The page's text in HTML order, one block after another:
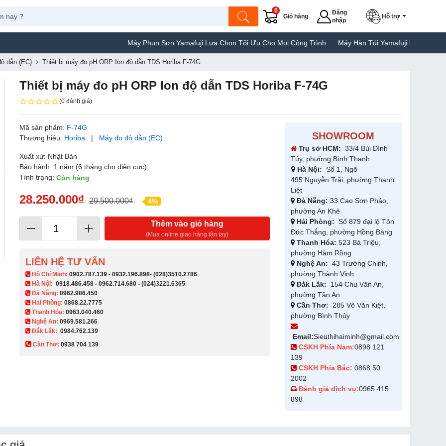
Giỏ hàng
0
Đăng
nhập
Hỗ trợ
Máy Phun Sơn Yamafuji Lựa Chọn Tối Ưu Cho Mọi Công Trình Máy Hàn Túi Yamafuji Lựa Chọn Tốt Của
dẫn (EC) Thiết bị máy đo pH ORP Ion độ dẫn TDS Horiba F-74G
Thiết bị máy đo pH ORP Ion độ dẫn TDS Horiba F-74G
(0 đánh giá)
Mã sản phẩm: F-74G
Thương hiệu: Horiba | Máy đo độ dẫn (EC)
Xuất xứ: Nhật Bản
Bảo hành: 1 năm (6 tháng cho điện cực)
Tình trạng:Còn hàng
28.250.000₫ 29.500.000₫ 4%
Thêm vào giỏ hàng
(Mua online giao hàng tận tay)
LIÊN HỆ TƯ VẤN
​ Hồ Chí Minh:0902.787.139 -0932.196.898-(028)3510.2786
Hà Nội:0918.486.458 -0962.714.680 -(024)3221.6365
Đà Nẵng:0962.986.450
Hải Phòng:0868.22.7775
Thanh Hóa:0963.040.460
Nghệ An:0969.581.266
Đắk Lắk: 0984.762.139
Cần Thơ:0938 704 139​
SHOWROOM
Trụ sở HCM: 33/4 Bùi Đình
Túy, phường Bình Thạnh
Hà Nội: Số 1, Ngõ
495 Nguyễn Trãi, phường Thanh
Liệt
Đà Nẵng: 33 Cao Sơn Pháo,
phường An Khê
Hải Phòng: Số 879 đại lộ Tôn
Đức Thắng, phường Hồng Bàng
Thanh Hóa: 523 Bà Triệu,
phường Hàm Rồng
Nghệ An: 43 Trường Chinh,
phường Thành Vinh
Đắk Lắk: 154 Chu Văn An,
phường Tân An
Cần Thơ: 285 Võ Văn Kiệt,
phường Bình Thủy
Email:Sieuthihaiminh@gmail.com
CSKH Phía Nam:0898 121
139
CSKH Phía Bắc: 0868 50
2002
Đánh giá dịch vụ:0965 415
898